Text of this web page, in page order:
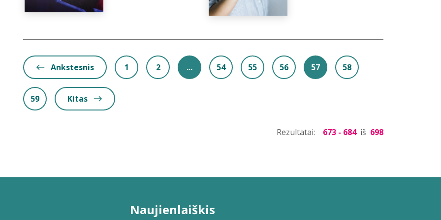
Ankstesnis 1 2 ... 54 55 56 57 58
59 Kitas
Rezultatai: 673 - 684 iš 698
Naujienlaiškis